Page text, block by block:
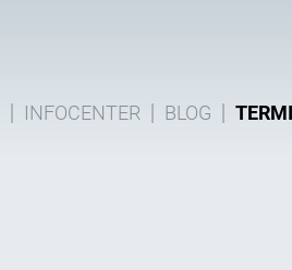
INFOCENTER BLOG